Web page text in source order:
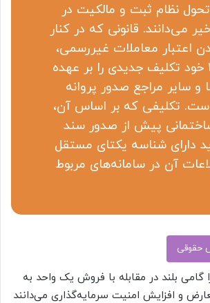
نظام ثبت و مالکیت در
می‌دانند. قانونی که در کنار
اعتبار معاملات غیررسمی،
در ماده ۱۴ خود تکلیف جدیدی را بر عهده
و سایر مراجع صدور پروانه
است. تکلیفی که بر اساس آن،
پیش از صدور سند
دارای شناسه یکتای مستقل
آن در سامانه‌های مربوط
حقوقی
گامی بلند در مقابله با فروش یک واحد به
و افزایش امنیت سرمایه‌گذاری می‌دانند